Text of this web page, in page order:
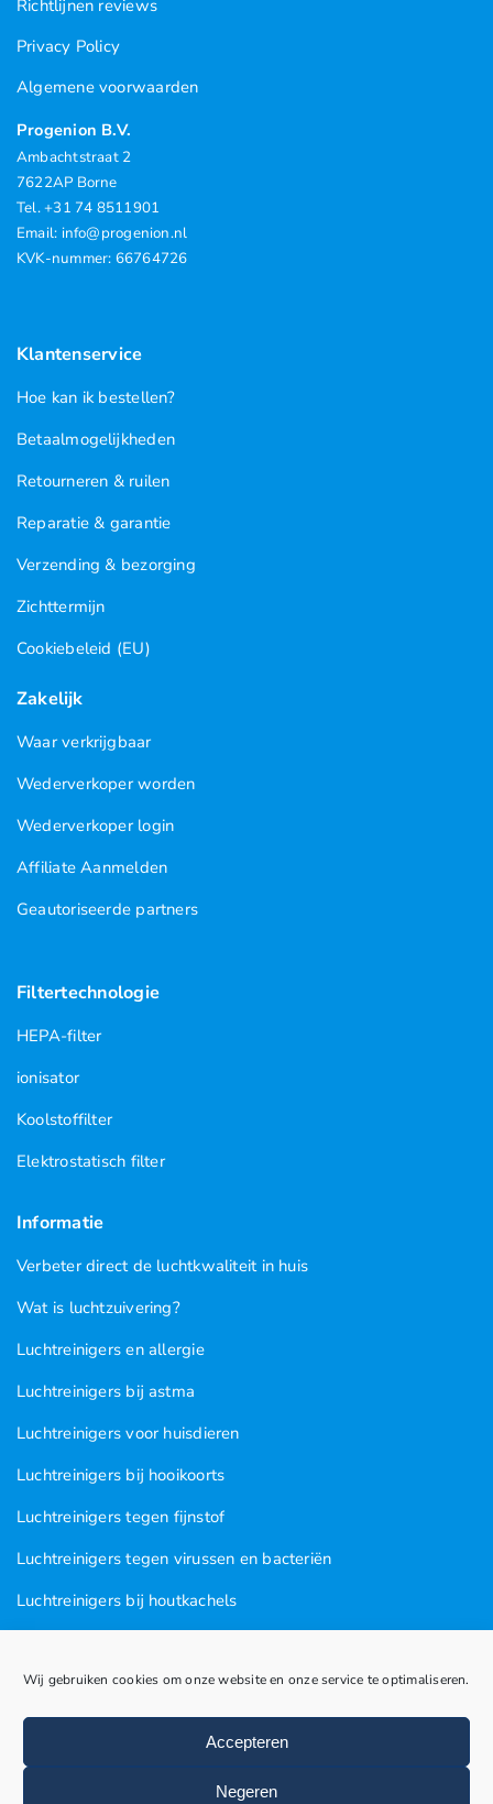
Wij gebruiken cookies om onze website en onze service te optimaliseren.
Accepteren
Negeren
Richtlijnen reviews
Privacy Policy
Algemene voorwaarden
Progenion B.V.
Ambachtstraat 2
7622AP Borne
Tel. +31 74 8511901
Email: info@progenion.nl
KVK-nummer: 66764726
Klantenservice
Hoe kan ik bestellen?
Betaalmogelijkheden
Retourneren & ruilen
Reparatie & garantie
Verzending & bezorging
Zichttermijn
Cookiebeleid (EU)
Zakelijk
Waar verkrijgbaar
Wederverkoper worden
Wederverkoper login
Affiliate Aanmelden
Geautoriseerde partners
Filtertechnologie
HEPA-filter
ionisator
Koolstoffilter
Elektrostatisch filter
Informatie
Verbeter direct de luchtkwaliteit in huis
Wat is luchtzuivering?
Luchtreinigers en allergie
Luchtreinigers bij astma
Luchtreinigers voor huisdieren
Luchtreinigers bij hooikoorts
Luchtreinigers tegen fijnstof
Luchtreinigers tegen virussen en bacteriën
Luchtreinigers bij houtkachels
Luchtreinigers in nagel en kapsalons
Luchtreinigers bij vogels
Huisstofmijten